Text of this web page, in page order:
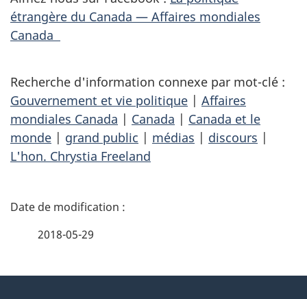
étrangère du Canada — Affaires mondiales
Canada
Recherche d'information connexe par mot-clé :
Gouvernement et vie politique | Affaires
mondiales Canada | Canada | Canada et le
monde | grand public | médias | discours |
L'hon. Chrystia Freeland
D
2018-05-29